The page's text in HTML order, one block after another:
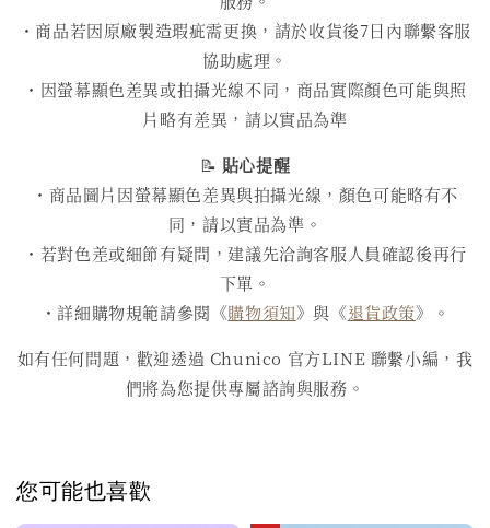
・商品若因原廠製造瑕疵需更換，請於收貨後7日內聯繫客服
協助處理。
・因螢幕顯色差異或拍攝光線不同，商品實際顏色可能與照
片略有差異，請以實品為準
📝 貼心提醒
・商品圖片因螢幕顯色差異與拍攝光線，顏色可能略有不
同，請以實品為準。
・若對色差或細節有疑問，建議先洽詢客服人員確認後再行
下單。
・詳細購物規範請參閱《購物須知》與《退貨政策》。
如有任何問題，歡迎透過 Chunico 官方LINE 聯繫小編，我
們將為您提供專屬諮詢與服務。
您可能也喜歡